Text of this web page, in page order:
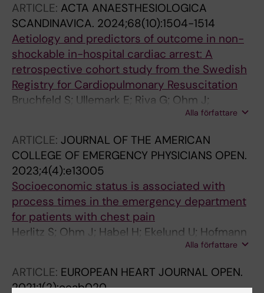
ARTICLE: ACTA ANAESTHESIOLOGICA
SCANDINAVICA. 2024;68(10):1504-1514
Aetiology and predictors of outcome in non-
shockable in-hospital cardiac arrest: A
retrospective cohort study from the Swedish
Registry for Cardiopulmonary Resuscitation
Bruchfeld S; Ullemark E; Riva G; Ohm J;
Alla författare
ARTICLE: JOURNAL OF THE AMERICAN
COLLEGE OF EMERGENCY PHYSICIANS OPEN.
2023;4(4):e13005
Socioeconomic status is associated with
process times in the emergency department
for patients with chest pain
Herlitz S; Ohm J; Habel H; Ekelund U; Hofmann
Alla författare
ARTICLE: EUROPEAN HEART JOURNAL OPEN.
2021;1(2):oeab020